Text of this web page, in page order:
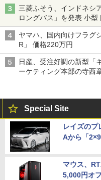
三菱ふそう、インドネシ
ロングバス」を発表 小
バス
ヤマハ、国内向けフラグ
R」 価格220万円
日産、受注好調の新型「
ーケティング本部の寺西
Special Site
レイズのプ
Aから「
マウス、
5,000円オ